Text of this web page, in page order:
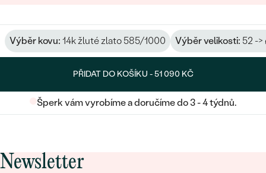
Výběr kovu: 14k žluté zlato 585/1000 Výběr velikosti: 52 ->
PŘIDAT DO KOŠÍKU -51 090 KČ
Šperk vám vyrobíme a doručíme do 3 - 4 týdnů.
Newsletter